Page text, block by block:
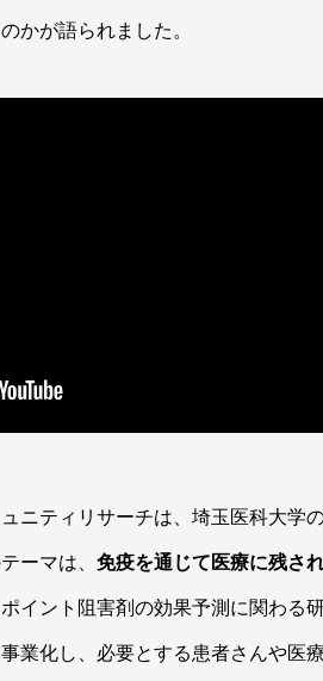
かが語られました。
ニティリサーチは、埼玉医科大学
ーマは、 免疫を通じて医療に残さ
イント阻害剤の効果予測に関わる
業化し、必要とする患者さんや医